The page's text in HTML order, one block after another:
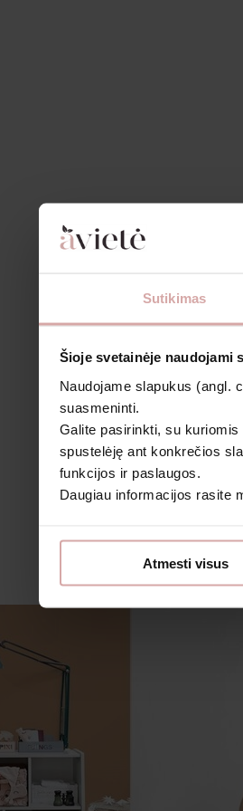
Sutikimas
Šioje svetainėje naudojami
Naudojame slapukus (angl.
suasmeninti.
Galite pasirinkti, su
spustelėję ant konkrečios
funkcijos ir paslaugos.
Daugiau informacijos rasite
Atmesti visus
Daugiau